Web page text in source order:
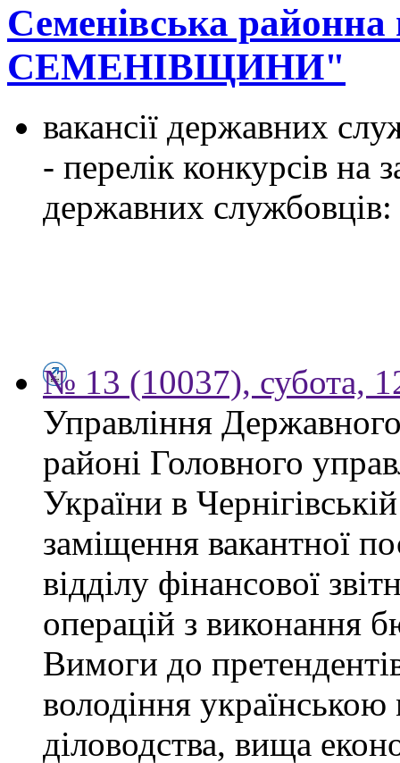
Семенівська
СЕМЕНІВЩИНИ"
вакансії державних
- перелік конкурсів на
державних службовців:
№ 13 (10037), субота,
Управління
районі Головного
України в
заміщення вакантної
відділу фінансової
операцій з виконання
Вимоги до
володіння
діловодства, вища